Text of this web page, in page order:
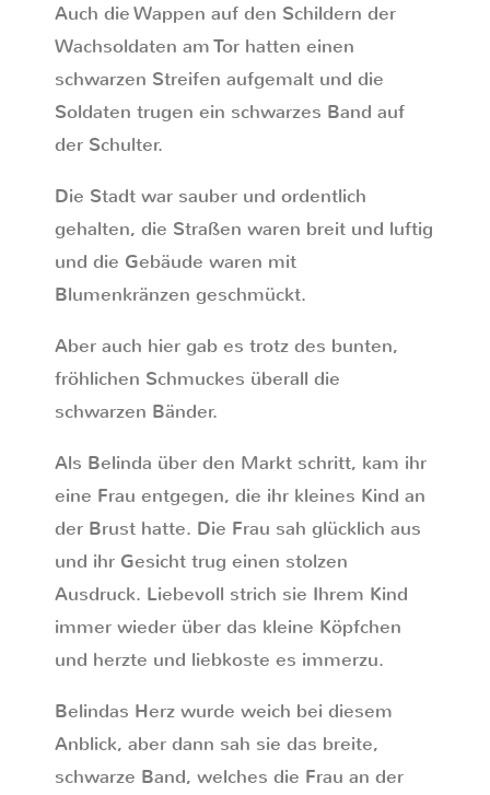
Auch die Wappen auf den Schildern der
Wachsoldaten am Tor hatten einen
schwarzen Streifen aufgemalt und die
Soldaten trugen ein schwarzes Band auf
der Schulter.
Die Stadt war sauber und ordentlich
gehalten, die Straßen waren breit und luftig
und die Gebäude waren mit
Blumenkränzen geschmückt.
Aber auch hier gab es trotz des bunten,
fröhlichen Schmuckes überall die
schwarzen Bänder.
Als Belinda über den Markt schritt, kam ihr
eine Frau entgegen, die ihr kleines Kind an
der Brust hatte. Die Frau sah glücklich aus
und ihr Gesicht trug einen stolzen
Ausdruck. Liebevoll strich sie Ihrem Kind
immer wieder über das kleine Köpfchen
und herzte und liebkoste es immerzu.
Belindas Herz wurde weich bei diesem
Anblick, aber dann sah sie das breite,
schwarze Band, welches die Frau an der